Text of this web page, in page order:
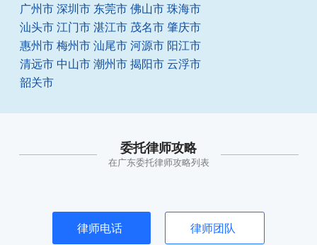
广州市 深圳市 东莞市 佛山市 珠海市
汕头市 江门市 湛江市 茂名市 肇庆市
惠州市 梅州市 汕尾市 河源市 阳江市
清远市 中山市 潮州市 揭阳市 云浮市
韶关市
委托律师攻略
在广东委托律师攻略列表
律师电话 律师团队